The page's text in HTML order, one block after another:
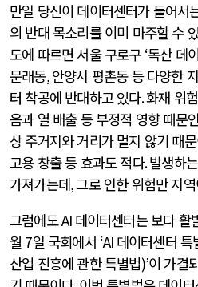
만일 당신이 데이터센터가 들어서
의 반대 목소리를 이미 마주할 수
도에 따르면 서울 구로구 ‘독산 데
문래동,안양시 평촌동 등 다양한
터 착공에 반대하고 있다.화재 위험
음과 열 배출 등 부정적 영향 때문
상 주거지와 거리가 멀지 않기 때
고용 창출 등 효과도 적다.발생하
가져가는데,그로 인한 위험만 지
그럼에도AI 데이터센터는 보다 활
월 7일 국회에서 ‘AI 데이터센터 특
산업 진흥에 관한 특별법)’이 가결